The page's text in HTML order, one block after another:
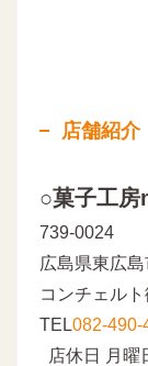
店舗紹介
○菓子工
739-0024
広島県東広
コンチェル
TEL082-490-
店休日 月曜